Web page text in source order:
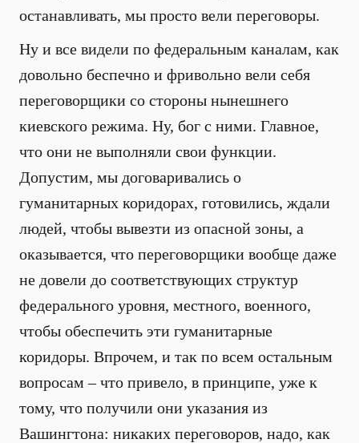
останавливать, мы просто вели переговоры.
Ну и все видели по федеральным каналам, как
довольно беспечно и фривольно вели себя
переговорщики со стороны нынешнего
киевского режима. Ну, бог с ними. Главное,
что они не выполняли свои функции.
Допустим, мы договаривались о
гуманитарных коридорах, готовились, ждали
людей, чтобы вывезти из опасной зоны, а
оказывается, что переговорщики вообще даже
не довели до соответствующих структур
федерального уровня, местного, военного,
чтобы обеспечить эти гуманитарные
коридоры. Впрочем, и так по всем остальным
вопросам – что привело, в принципе, уже к
тому, что получили они указания из
Вашингтона: никаких переговоров, надо, как